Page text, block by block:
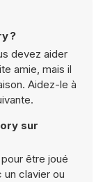
?
devez aider
amie, mais il
Aidez-le à
sur
être joué
clavier ou